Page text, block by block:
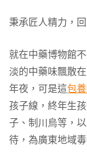
秉承匠人精力，
就在中藥博物館
淡的中藥味飄散
年夜，可是這包
孩子線，終年生
子、制川烏等，
待，為廣東地域